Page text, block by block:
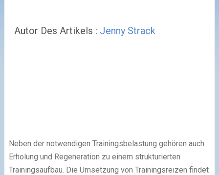
Autor Des Artikels : Jenny Strack
Neben der notwendigen Trainingsbelastung gehören auch
Erholung und Regeneration zu einem strukturierten
Trainingsaufbau. Die Umsetzung von Trainingsreizen findet